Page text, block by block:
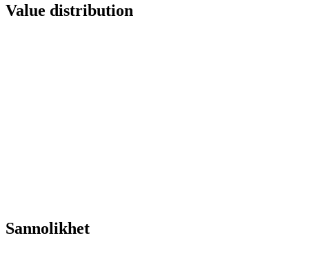
Value distribution
Sannolikhet